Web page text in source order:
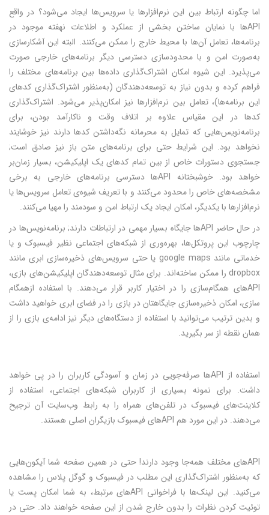
اما چگونه ارتباط بین این نرم‌افزارها یا سرویس‌ها ایجاد می‌شود؟ در واقع
APIها با نمایان ساختن بخشی از عملکرد و اطلاعات نهفته موجود در
برنامه‌ها، تعامل آن‌ها با محیط خارج را ممکن می‌کنند. البته این آشکارسازی
به‌صورت امن و با محدودسازی دسترسی دیگر برنامه‌های خارجی صورت
می‌پذیرد. این شیوه امکان اشتراک‌گذاری داده‌ها بین برنامه‌های مختلف را
فراهم کرده و بدون نیاز به توسعه‌دهندگان (به‌منظور اشتراک‌گذاری کدهای
این برنامه‌ها)، تعامل بین نرم‌افزارها نیز امکان‌پذیر می‌شود. اشتراک‌گذاری
کدها در این مقیاس علاوه بر اتلاف وقت و ناکارآمد بودن، برای
برنامه‌نویس‌هایی که تمایل به محرمانه نگه‌داشتن کدها دارند نیز خوشایند
نخواهد بود. این شرایط حتی برای برنامه‌های متن باز نیز صادق است;
جستجوی دستورات خاص از بین تمام کدهای یک اپلیکیشن، بسیار زمان‌بر
خواهد بود. خوشبختانه APIها دسترسی برنامه‌های خارجی به برخی
مشخصه‌های خاص را محدود می‌کنند و با تعریف شیوه‌ی تعامل سرویس‌ها یا
نرم‌افزارها با یکدیگر، امکان ایجاد یک ارتباط امن و سودمند را مهیا می‌کنند.
در حال حاضر APIها جایگاه بسیار مهمی در ارتباطات دارند; برنامه‌نویس‌ها در
چارچوب این پروتکل‌ها، بهره‌وری از شبکه‌های اجتماعی نظیر فیسبوک و یا
خدماتی مانند google maps یا حتی سرویس‌های ذخیره‌سازی ابری مانند
dropbox را ممکن ساخته‌اند. برای مثال توسعه‌دهندگان اپلیکیشن‌های بازی،
APIهای همگام‌سازی را در اختیار کاربر قرار می‌دهند. با استفاده ازهمگام
سازی، امکان ذخیره‌سازی جایگاهتان در بازی را در فضای ابری خواهید داشت
و بدین ترتیب می‌توانید با استفاده از دستگاه‌های دیگر نیز ادامه‌ی بازی را از
همان نقطه از سر بگیرید.
استفاده از APIها صرفه‌جویی در زمان و آسودگی کاربران را در پی خواهد
داشت. برای نمونه بسیاری از کاربران شبکه‌های اجتماعی، استفاده از
کلاینت‌های فیسبوک در تلفن‌های همراه را به رابط وب‌سایت آن ترجیح
می‌دهند. در این مورد هم APIهای فیسبوک بازیگران اصلی هستند.
APIهای مختلف همه‌جا وجود دارند! حتی در همین صفحه شما آیکون‌هایی
که به‌منظور اشتراک‌گذاری این مطلب در فیسبوک و گوگل پلاس را مشاهده
می‌کنید. این لینک‌ها با فراخوانی APIهای مرتبط، به شما امکان پست یا
توئیت کردن نظرات را بدون خارج شدن از این صفحه خواهند داد. حتی در